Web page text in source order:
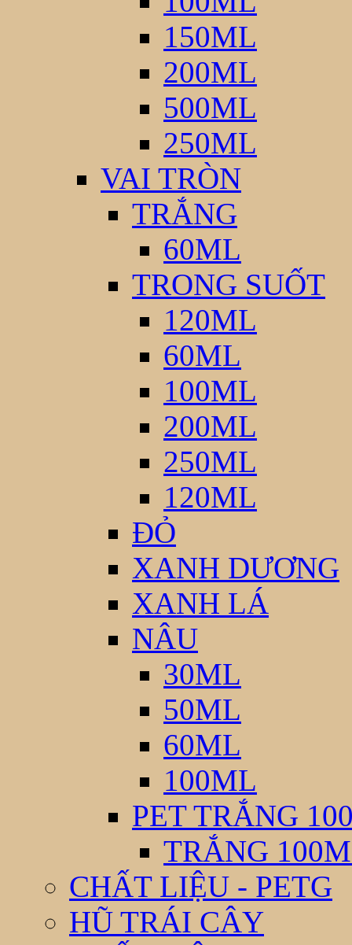
150ML
200ML
500ML
250ML
VAI TRÒN
TRẮNG
60ML
TRONG SUỐT
120ML
60ML
100ML
200ML
250ML
120ML
ĐỎ
XANH DƯƠNG
XANH LÁ
NÂU
30ML
50ML
60ML
100ML
PET TRẮNG
TRẮNG
CHẤT LIỆU - PETG
HŨ TRÁI CÂY